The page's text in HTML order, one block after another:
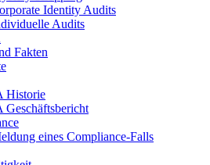
Identity Audits
Audits
Fakten
Historie
eines Compliance-Falls